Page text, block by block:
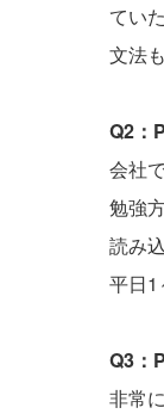
てい
文法
Q2：
会社
勉強
読み
平日1
Q3：
非常